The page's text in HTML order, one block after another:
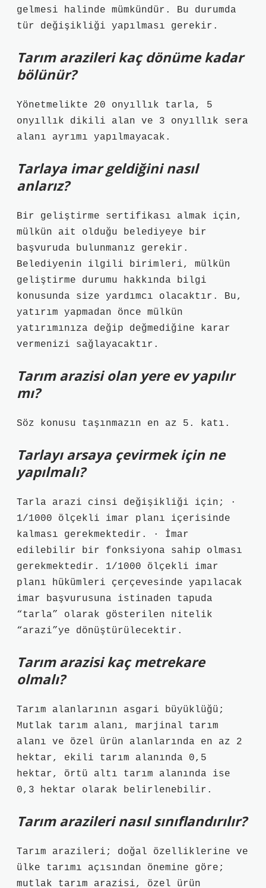
gelmesi halinde mümkündür. Bu durumda
tür değişikliği yapılması gerekir.
Tarım arazileri kaç dönüme kadar
bölünür?
Yönetmelikte 20 onyıllık tarla, 5
onyıllık dikili alan ve 3 onyıllık sera
alanı ayrımı yapılmayacak.
Tarlaya imar geldiğini nasıl
anlarız?
Bir geliştirme sertifikası almak için,
mülkün ait olduğu belediyeye bir
başvuruda bulunmanız gerekir.
Belediyenin ilgili birimleri, mülkün
geliştirme durumu hakkında bilgi
konusunda size yardımcı olacaktır. Bu,
yatırım yapmadan önce mülkün
yatırımınıza değip değmediğine karar
vermenizi sağlayacaktır.
Tarım arazisi olan yere ev yapılır
mı?
Söz konusu taşınmazın en az 5. katı.
Tarlayı arsaya çevirmek için ne
yapılmalı?
Tarla arazi cinsi değişikliği için; ·
1/1000 ölçekli imar planı içerisinde
kalması gerekmektedir. · İmar
edilebilir bir fonksiyona sahip olması
gerekmektedir. 1/1000 ölçekli imar
planı hükümleri çerçevesinde yapılacak
imar başvurusuna istinaden tapuda
“tarla” olarak gösterilen nitelik
“arazi”ye dönüştürülecektir.
Tarım arazisi kaç metrekare
olmalı?
Tarım alanlarının asgari büyüklüğü;
Mutlak tarım alanı, marjinal tarım
alanı ve özel ürün alanlarında en az 2
hektar, ekili tarım alanında 0,5
hektar, örtü altı tarım alanında ise
0,3 hektar olarak belirlenebilir.
Tarım arazileri nasıl sınıflandırılır?
Tarım arazileri; doğal özelliklerine ve
ülke tarımı açısından önemine göre;
mutlak tarım arazisi, özel ürün